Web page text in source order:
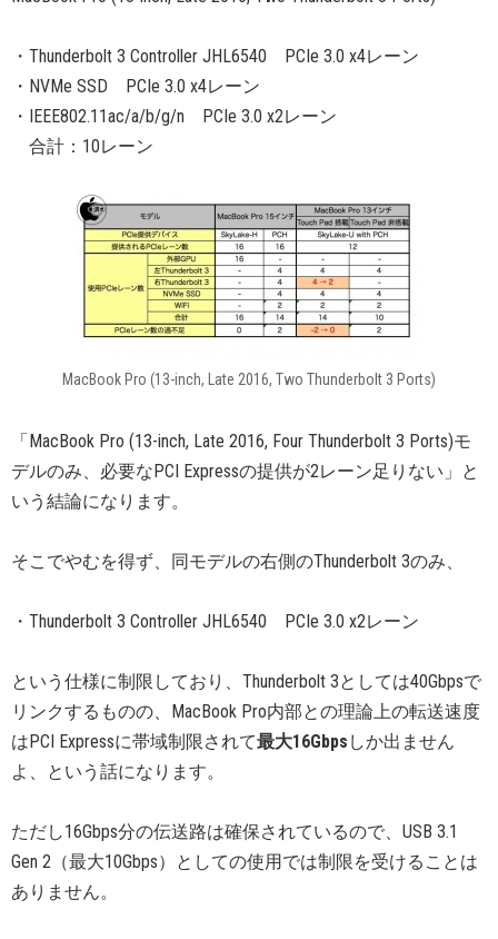
・Thunderbolt 3 Controller JHL6540 PCIe 3.0 x4レーン
・NVMe SSD PCIe 3.0 x4レーン
・IEEE802.11ac/a/b/g/n PCIe 3.0 x2レーン
合計：10レーン
MacBook Pro (13-inch, Late 2016, Two Thunderbolt 3 Ports)
「MacBook Pro (13-inch, Late 2016, Four Thunderbolt 3 Ports)モ
デルのみ、必要なPCI Expressの提供が2レーン足りない」と
いう結論になります。
そこでやむを得ず、同モデルの右側のThunderbolt 3のみ、
・Thunderbolt 3 Controller JHL6540 PCIe 3.0 x2レーン
という仕様に制限しており、Thunderbolt 3としては40Gbpsで
リンクするものの、MacBook Pro内部との理論上の転送速度
はPCI Expressに帯域制限されて最大16Gbps しか出ません
よ、という話になります。
ただし16Gbps分の伝送路は確保されているので、USB 3.1
Gen 2（最大10Gbps）としての使用では制限を受けることは
ありません。